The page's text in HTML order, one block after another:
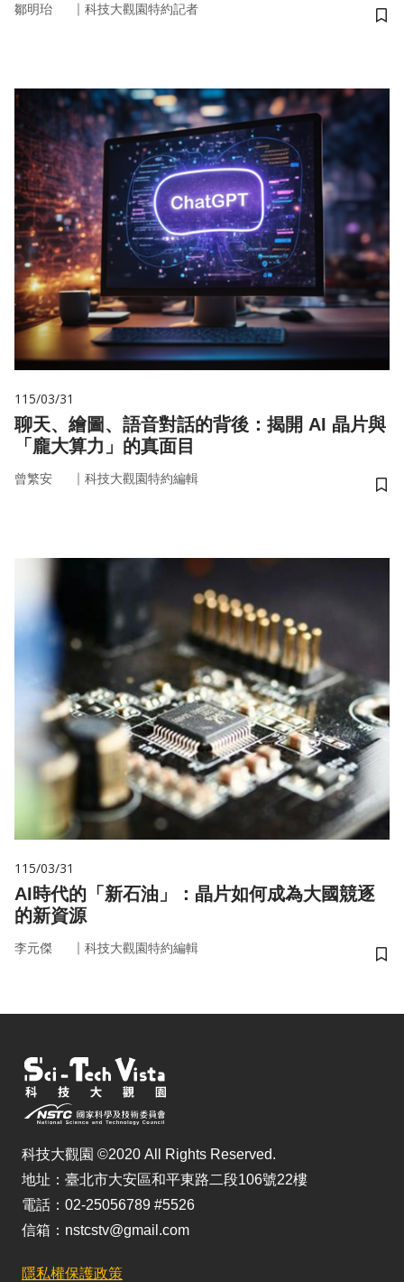
鄒明珆 ｜ 科技大觀園特約記者
儲
115/03/31
聊天、繪圖、語音對話的背後：揭開 AI 晶片與
「龐大算力」的真面目
曾繁安 ｜ 科技大觀園特約編輯
儲
115/03/31
AI時代的「新石油」：晶片如何成為大國競逐
的新資源
李元傑 ｜ 科技大觀園特約編輯
儲
科技大觀園 ©2020 All Rights Reserved.
地址：臺北市大安區和平東路二段106號22樓
電話：02-25056789 #5526
信箱：nstcstv@gmail.com
隱私權保護政策